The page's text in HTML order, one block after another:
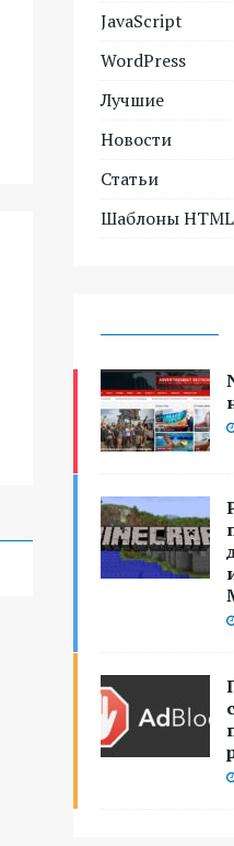
JavaScript
WordPress
Лучшие
Новости
Статьи
Шаблоны